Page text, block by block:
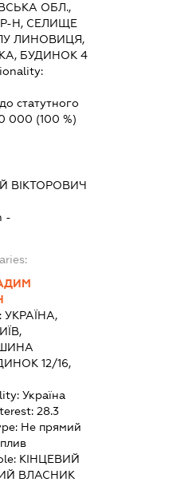
ОБЛ.,
Н, СЕЛИЩЕ
ЛИНОВИЦЯ,
БУДИНОК 4
статутного
000 (100 %)
ВІКТОРОВИЧ
-
УКРАЇНА,
12/16,
Україна
28.3
Не прямий
КІНЦЕВИЙ
ВЛАСНИК